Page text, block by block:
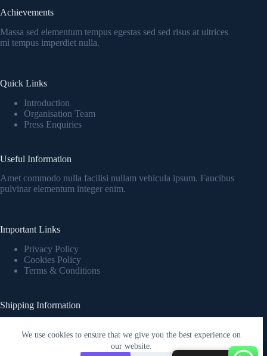
We use cookies to ensure that we give you the best experience on
our website.
Achievements
Massa sed elementum tempus egestas sed sed risus at ultrices
mi tempus imperdiet nulla.
Quick Links
Introduction
Organisation Team
Press Enquiries
Useful Information
Amet commodo nulla facilisi nullam vehicula ipsum. Faucibus
pulvinar elementum integer enim.
Important Links
Privacy Policy
Cookies Policy
Terms & Conditions
Shipping Information
pellentesque elit eget.
Copyright © 2026 - WordPress Theme by
Creative Themes